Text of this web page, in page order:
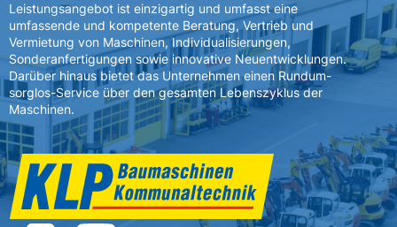
Leistungsangebot ist einzigartig und umfasst eine
umfassende und kompetente Beratung, Vertrieb und
Vermietung von Maschinen, Individualisierungen,
Sonderanfertigungen sowie innovative Neuentwicklungen.
Darüber hinaus bietet das Unternehmen einen Rundum-
sorglos-Service über den gesamten Lebenszyklus der
Maschinen.